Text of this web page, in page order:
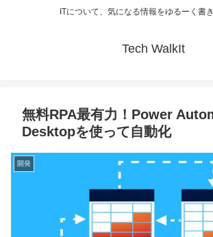
ITについて、気になる情報をゆるーく書
Tech WalkIt
無料RPA最有力！Power
Desktopを使って自動化
開発